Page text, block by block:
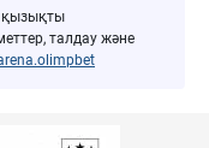
қызықты
талдау және